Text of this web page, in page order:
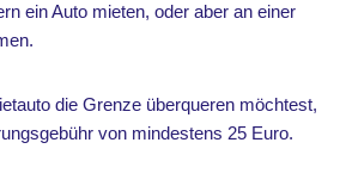
ein Auto mieten, oder aber an einer
die Grenze überqueren möchtest,
von mindestens 25 Euro.